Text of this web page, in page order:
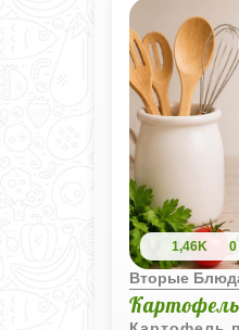
пюре,
особенно
можно с
блюду еще
1,46K 0
Вторые